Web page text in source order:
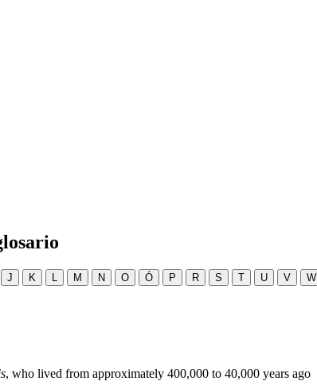
J K L M N O Ó P R S T U V W
, who lived from approximately 400,000 to 40,000 years ago